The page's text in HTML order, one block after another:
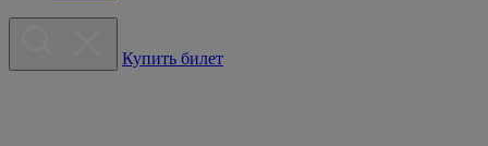
Купить билет